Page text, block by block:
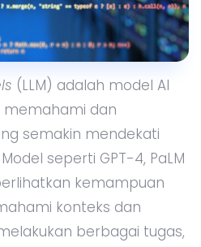
(LLM) adalah model AI
memahami dan
semakin mendekati
seperti GPT-4, PaLM
kemampuan
konteks dan
berbagai tugas,